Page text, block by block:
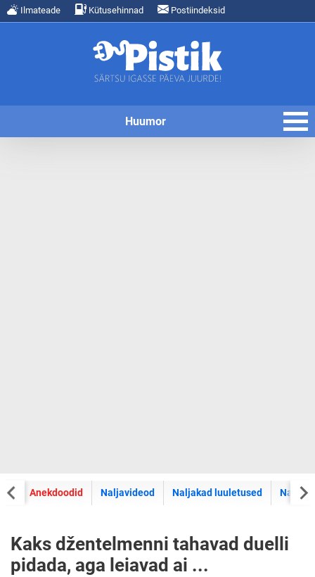
Ilmateade Kütusehinnad Postiindeksid
Huumor
Anekdoodid Naljavideod Naljakad luuletused
Kaks džentelmenni tahavad duelli
pidada, aga leiavad ai ...